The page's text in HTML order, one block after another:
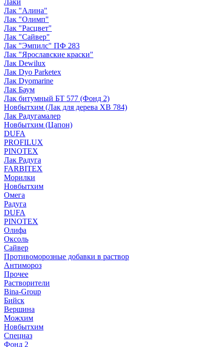
Лаки
Лак "Алина"
Лак "Олимп"
Лак "Расцвет"
Лак "Сайвер"
Лак "Эмпилс" ПФ 283
Лак "Ярославские краски"
Лак Dewilux
Лак Dyo Parketex
Лак Dyomarine
Лак Баум
Лак битумный БТ 577 (Фонд 2)
Новбытхим (Лак для дерева ХВ 784)
Лак Радугамалер
Новбытхим (Цапон)
DUFA
PROFILUX
PINOTEX
Лак Радуга
FARBITEX
Морилки
Новбытхим
Омега
Радуга
DUFA
PINOTEX
Олифа
Оксоль
Сайвер
Противоморозные добавки в раствор
Антимороз
Прочее
Растворители
Bina-Group
Бийск
Вершина
Можхим
Новбытхим
Спецназ
Фонд 2